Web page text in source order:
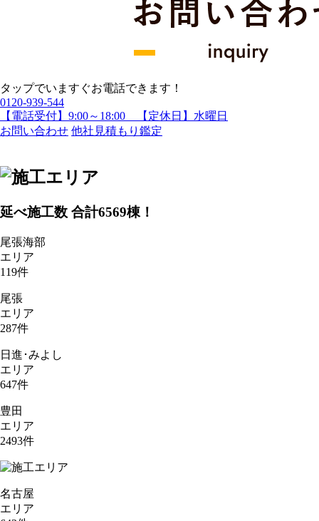
タップでいますぐお電話できます！
0120-939-544
【電話受付】9:00～18:00 【定休日】水曜日
お問い合わせ 他社見積もり鑑定
延べ施工数 合計6569棟！
尾張海部
エリア
119件
尾張
エリア
287件
日進･みよし
エリア
647件
豊田
エリア
2493件
名古屋
エリア